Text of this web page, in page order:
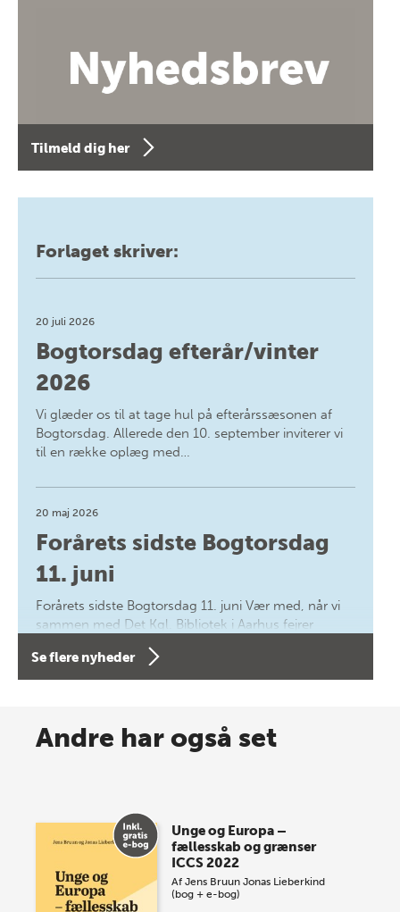
Tilmeld dig her
Forlaget skriver:
20 juli 2026
Bogtorsdag efterår/vinter
2026
Vi glæder os til at tage hul på efterårssæsonen af
Bogtorsdag. Allerede den 10. september inviterer vi
til en række oplæg med…
20 maj 2026
Forårets sidste Bogtorsdag
11. juni
Forårets sidste Bogtorsdag 11. juni Vær med, når vi
sammen med Det Kgl. Bibliotek i Aarhus fejrer
forfatterne bag vores nyes…
Spar op til 70% til sommer-
store sommer-lagersalg, så sæt kryds i kalenderen
onsdag den 10. j…
Se flere nyheder
Andre har også set
Unge og Europa –
fællesskab og grænser
ICCS 2022
AfJens Bruun Jonas Lieberkind
(bog + e-bog)